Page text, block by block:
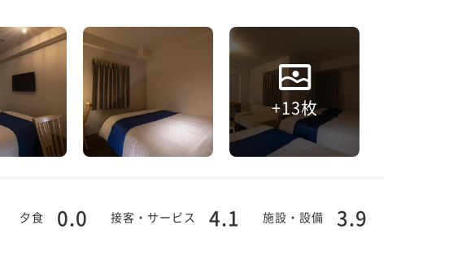
+13枚
夕食 0.0 接客・サービス 4.1 施設・設備 3.9